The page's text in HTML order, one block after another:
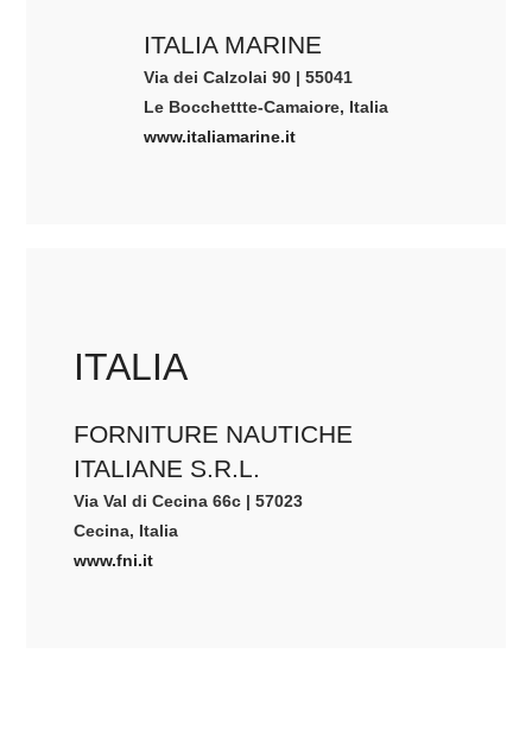
ITALIA MARINE
Via dei Calzolai 90 | 55041
Le Bocchettte-Camaiore, Italia
www.italiamarine.it
ITALIA
FORNITURE NAUTICHE
ITALIANE S.R.L.
Via Val di Cecina 66c | 57023
Cecina, Italia
www.fni.it